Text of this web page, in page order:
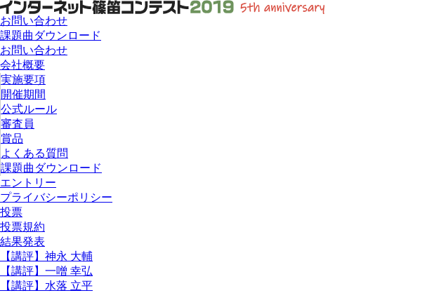
お問い合わせ
課題曲ダウンロード
お問い合わせ
会社概要
実施要項
開催期間
公式ルール
審査員
賞品
よくある質問
課題曲ダウンロード
エントリー
プライバシーポリシー
投票
投票規約
結果発表
【講評】神永 大輔
【講評】一噌 幸弘
【講評】水落 立平